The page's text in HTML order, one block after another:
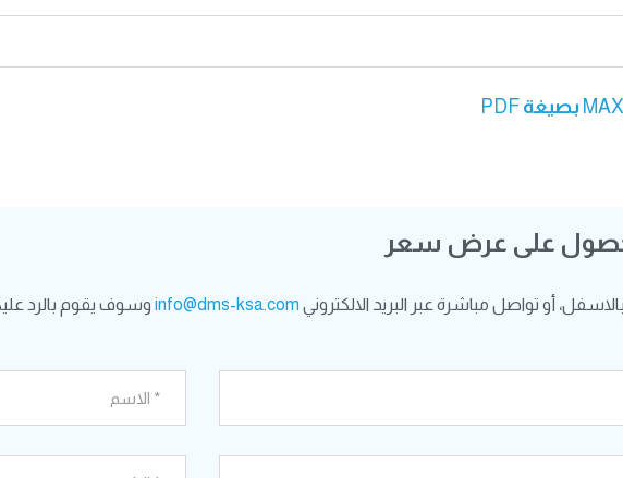
بصيغة PDF
على عرض سعر
أو تواصل مباشرة عبر البريد الالكتروني info@dms-ksa.com وسوف يقوم بالرد